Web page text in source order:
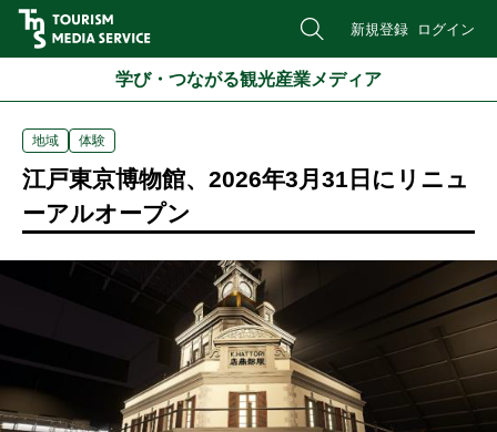
新規登録 ログイン
学び・つながる観光産業メディア
地域 体験
江戸東京博物館、2026年3月31日にリニュ
ーアルオープン